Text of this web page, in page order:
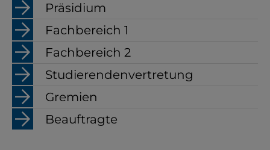
Präsidium
Fachbereich 1
Fachbereich 2
Studierendenvertretung
Gremien
Beauftragte